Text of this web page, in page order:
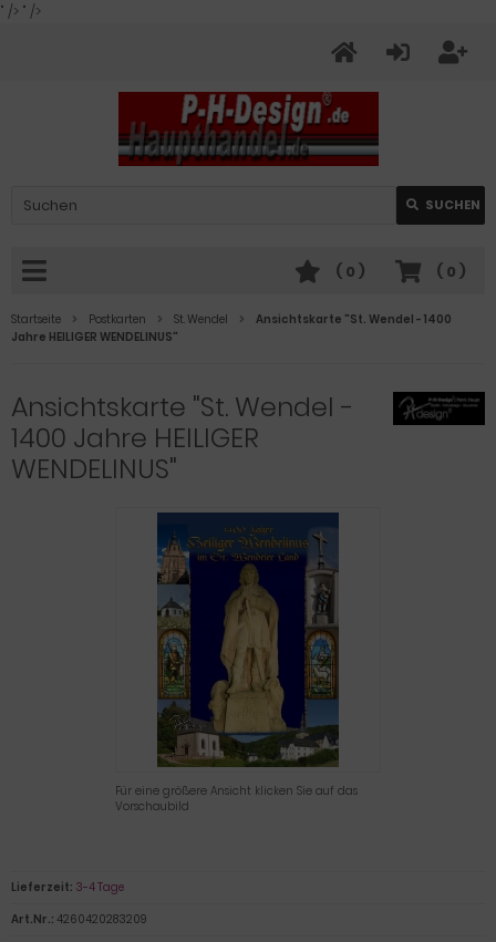
" /> " />
SUCHEN
( 0 )
( 0 )
Startseite Postkarten St. Wendel
Ansichtskarte "St. Wendel - 1400
Jahre HEILIGER WENDELINUS"
Ansichtskarte "St. Wendel -
1400 Jahre HEILIGER
WENDELINUS"
Für eine größere Ansicht klicken Sie auf das
Vorschaubild
Lieferzeit: 3-4 Tage
Art.Nr.: 4260420283209